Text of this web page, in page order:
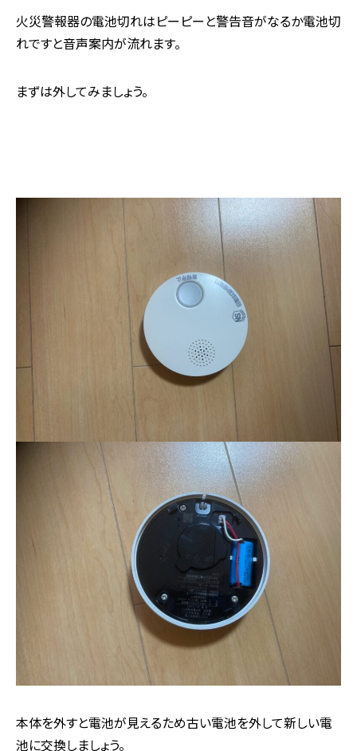
火災警報器の電池切れはピーピーと警告音がなるか電池切
れですと音声案内が流れます。
まずは外してみましょう。
本体を外すと電池が見えるため古い電池を外して新しい電
池に交換しましょう。